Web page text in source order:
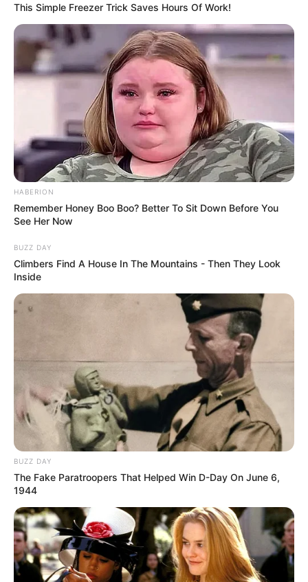
This Simple Freezer Trick Saves Hours Of Work!
HABERION
Remember Honey Boo Boo? Better To Sit Down Before You
See Her Now
BUZZ DAY
Climbers Find A House In The Mountains - Then They Look
Inside
BUZZ DAY
The Fake Paratroopers That Helped Win D-Day On June 6,
1944